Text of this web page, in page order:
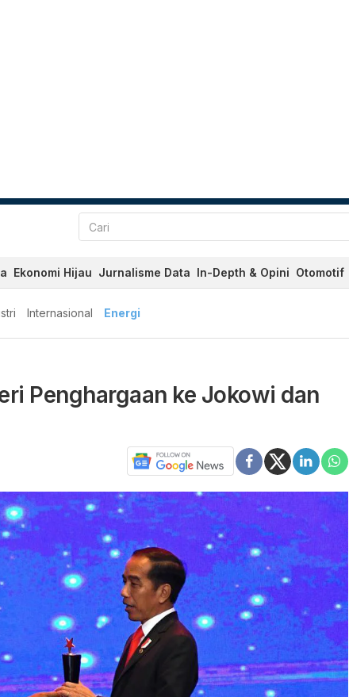
Ekonomi Hijau Jurnalisme Data In-Depth & Opini Otomotif
Internasional Energi
Penghargaan ke Jokowi dan